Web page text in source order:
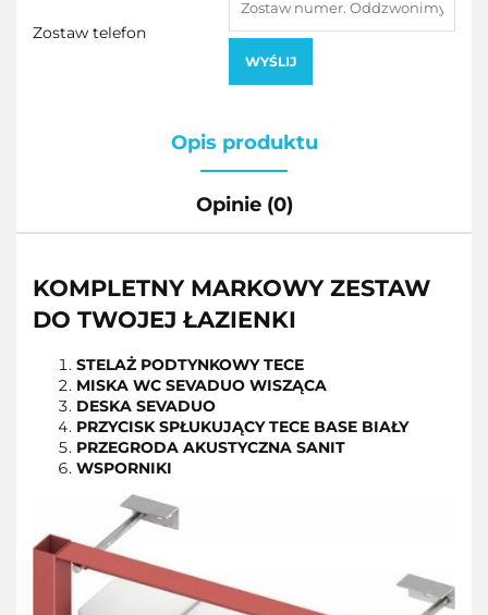
Zostaw telefon
WYŚLIJ
Opis produktu
Opinie (0)
KOMPLETNY MARKOWY ZESTAW
DO TWOJEJ ŁAZIENKI
STELAŻ PODTYNKOWY TECE
MISKA WC SEVADUO WISZĄCA
DESKA SEVADUO
PRZYCISK SPŁUKUJĄCY TECE BASE BIAŁY
PRZEGRODA AKUSTYCZNA SANIT
WSPORNIKI